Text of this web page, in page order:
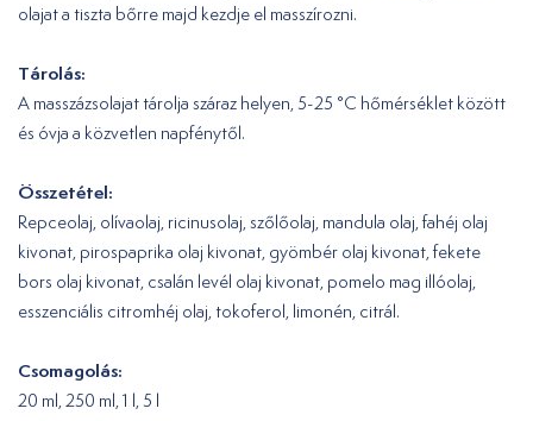
olajat a tiszta bőrre majd kezdje el masszírozni.
Tárolás:
A masszázsolajat tárolja száraz helyen, 5-25 °C hőmérséklet között
és óvja a közvetlen napfénytől.
Összetétel:
Repceolaj, olívaolaj, ricinusolaj, szőlőolaj, mandula olaj, fahéj olaj
kivonat, pirospaprika olaj kivonat, gyömbér olaj kivonat, fekete
bors olaj kivonat, csalán levél olaj kivonat, pomelo mag illóolaj,
esszenciális citromhéj olaj, tokoferol, limonén, citrál.
Csomagolás:
20 ml, 250 ml, 1 l, 5 l